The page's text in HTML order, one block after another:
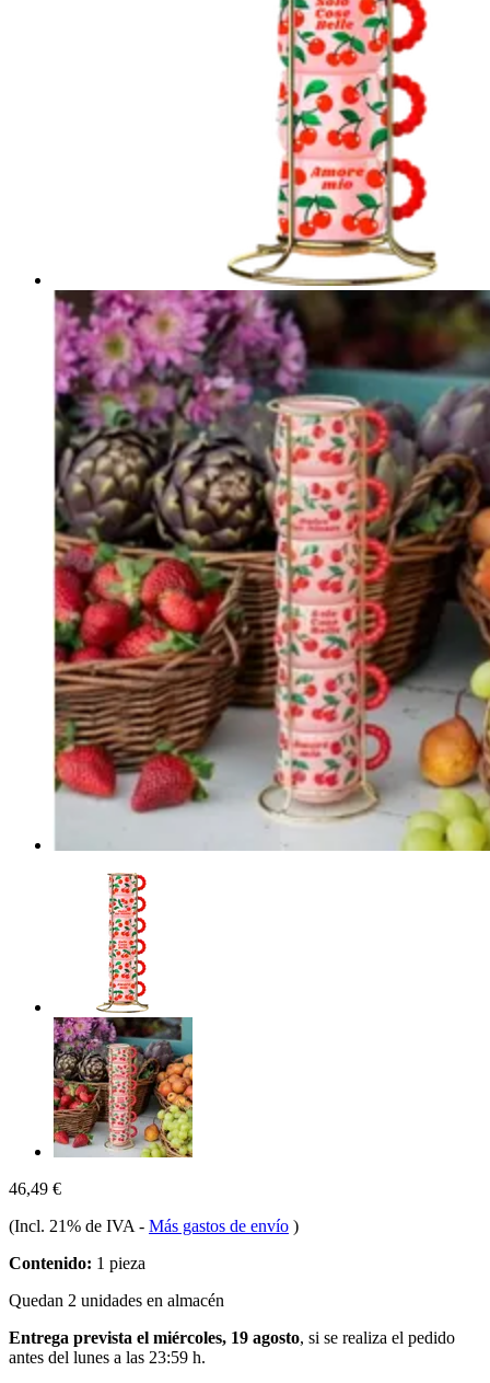
46,49 €
(Incl. 21% de IVA - Más gastos de envío )
Contenido: 1 pieza
Quedan 2 unidades en almacén
Entrega prevista el miércoles, 19 agosto, si se realiza el pedido
antes del lunes a las 23:59 h.